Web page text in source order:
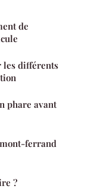
de
les différents
phare avant
ferrand
?